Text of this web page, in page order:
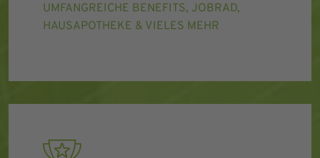
UMFANGREICHE BENEFITS, JOBRAD,
HAUSAPOTHEKE & VIELES MEHR